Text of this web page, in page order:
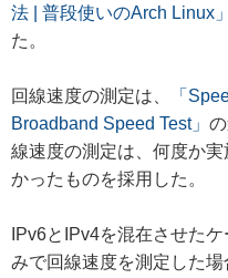
法 | 普段使いのArch Linux」
た。
回線速度の測定は、
「
Broadband Speed Test」
線速度の測定は、何度か
かったものを採用した。
IPv6とIPv4を混在させた
みで回線速度を測定した